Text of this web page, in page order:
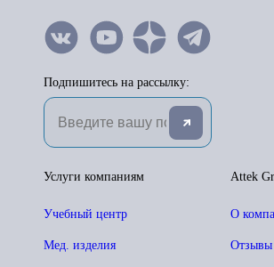
Подпишитесь на рассылку:
Attek
О
Отзывы
Услуги компаниям
Учебный центр
Мед. изделия